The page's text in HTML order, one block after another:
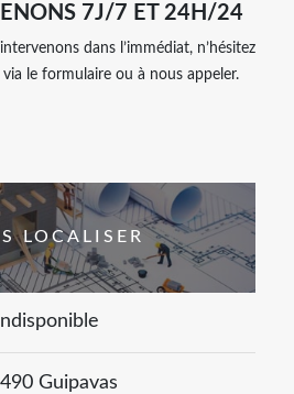
7J/7 ET 24H/24
dans l’immédiat, n’hésitez
le formulaire ou à nous appeler.
LOCALISER
Guipavas